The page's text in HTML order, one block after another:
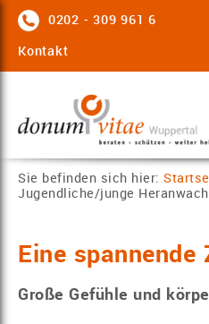
0202 - 309 961 6
Kontakt
Sie befinden sich hier:
Jugendliche/junge
Eine spannende
Große Gefühle und